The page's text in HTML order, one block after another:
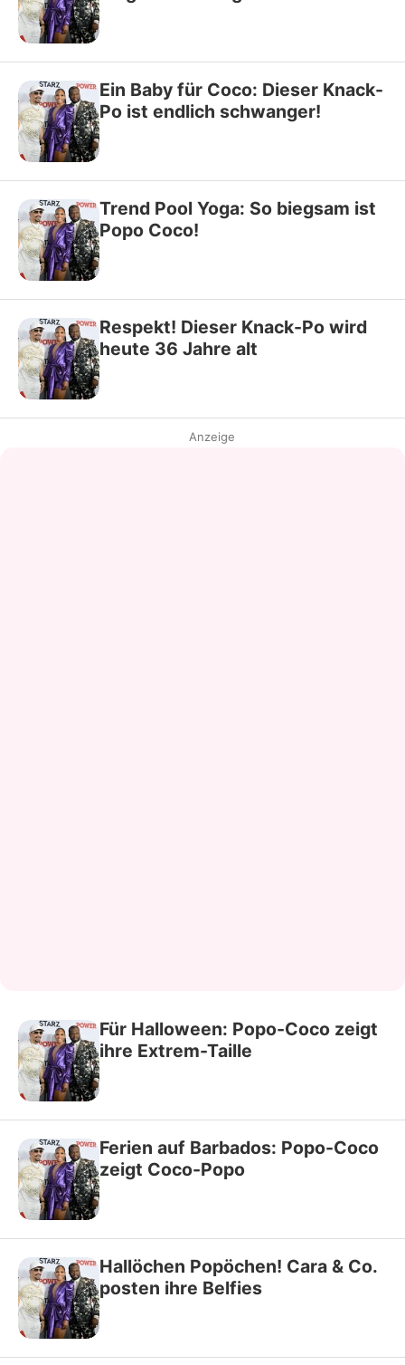
Ein Baby für Coco: Dieser Knack-
Po ist endlich schwanger!
Trend Pool Yoga: So biegsam ist
Popo Coco!
Respekt! Dieser Knack-Po wird
heute 36 Jahre alt
Anzeige
Für Halloween: Popo-Coco zeigt
ihre Extrem-Taille
Ferien auf Barbados: Popo-Coco
zeigt Coco-Popo
Hallöchen Popöchen! Cara & Co.
posten ihre Belfies